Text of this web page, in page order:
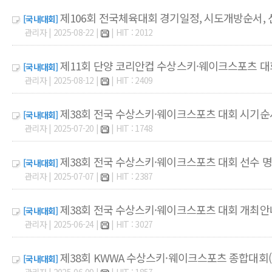
[국내대회]제106회 전국체육대회 경기일정, 시도개방순서,
관리자 | 2025-08-22 | | HIT : 2012
[국내대회]제11회 단양 코리안컵 수상스키·웨이크스포츠
관리자 | 2025-08-12 | | HIT : 2409
[국내대회]제38회 전국 수상스키·웨이크스포츠 대회 시기
관리자 | 2025-07-20 | | HIT : 1748
[국내대회]제38회 전국 수상스키·웨이크스포츠 대회 선수
관리자 | 2025-07-07 | | HIT : 2387
[국내대회]제38회 전국 수상스키·웨이크스포츠 대회 개최
관리자 | 2025-06-24 | | HIT : 3027
[국내대회]제38회 KWWA 수상스키·웨이크스포츠 종합대